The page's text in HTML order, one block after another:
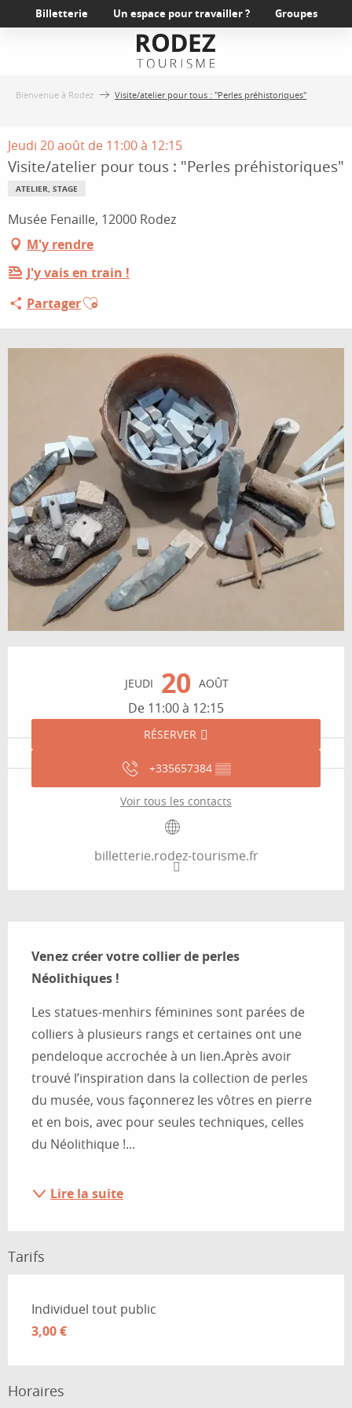
au
Billetterie Un espace pour travailler ? Groupes
Bienvenue à Rodez Visite/atelier pour tous : "Perles préhistoriques"
Jeudi 20 août de 11:00 à 12:15
Visite/atelier pour tous : "Perles préhistoriques"
ATELIER, STAGE
Musée Fenaille, 12000 Rodez
M'y rendre
J'y vais en train !
PartagerAjouter aux favoris
JEUDI 20 AOÛT
De 11:00 à 12:15
RÉSERVER
+335657384 ▒▒
Voir tous les contacts
billetterie.rodez-tourisme.fr
Venez créer votre collier de perles
Néolithiques !
Les statues-menhirs féminines sont parées de
colliers à plusieurs rangs et certaines ont une
pendeloque accrochée à un lien.Après avoir
trouvé l’inspiration dans la collection de perles
du musée, vous façonnerez les vôtres en pierre
et en bois, avec pour seules techniques, celles
du Néolithique !...
Lire la suite
Tarifs
Tarifs 2026
Individuel tout public
3,00 €
Horaires